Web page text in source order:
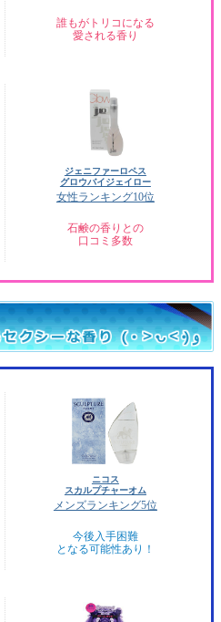
誰もがトリコになる
愛される香り
ジェニファーロペス
グロウバイジェイロー
女性ランキング10位
石鹸の香りとの
口コミ多数
ニコス
スカルプチャーオム
メンズランキング5位
今後入手困難
となる可能性あり！